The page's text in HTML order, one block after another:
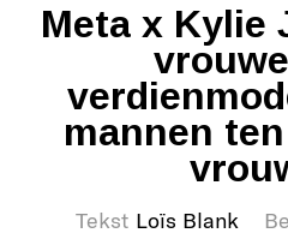
Meta x Kylie
mannen
Tekst Loïs Blank